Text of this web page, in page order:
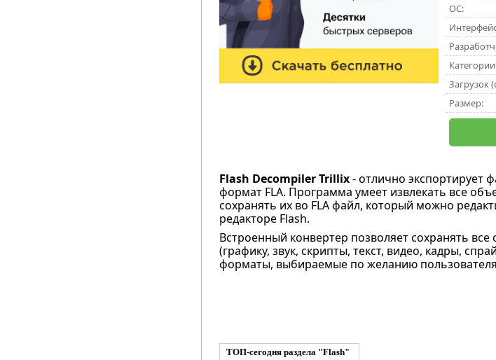
ОС:
Загрузок
Размер:
Flash Decompiler Trillix- отлично экспортирует
формат FLA. Программа умеет извлекать все
сохранять их во FLA файл, который можно
редакторе Flash.
Встроенный конвертер позволяет сохранять все
(графику, звук, скрипты, текст, видео, кадры,
форматы, выбираемые по желанию
ТОП-сегодня раздела "Flash"